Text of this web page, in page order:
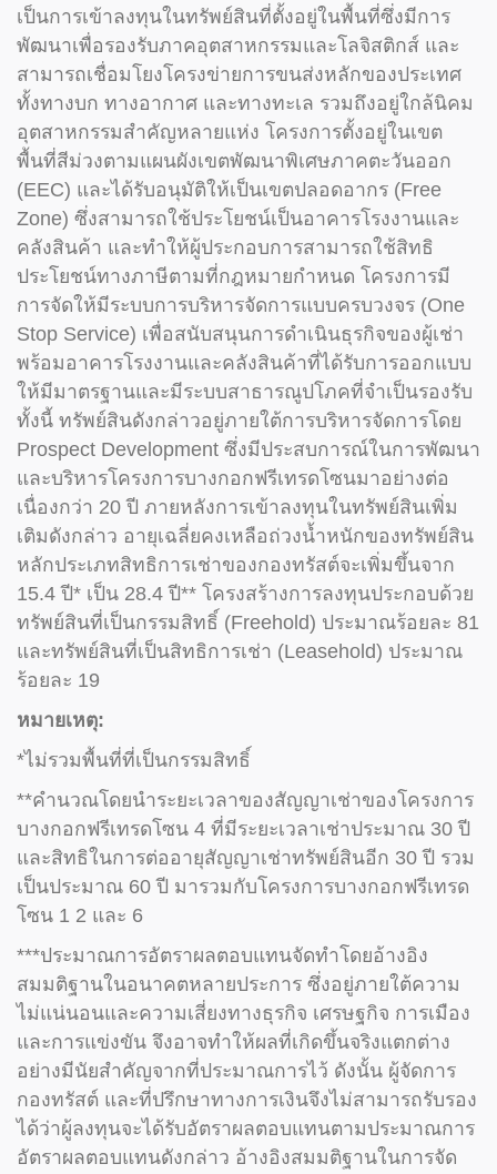
เป็นการเข้าลงทุนในทรัพย์สินที่ตั้งอยู่ในพื้นที่ซึ่งมีการ
พัฒนาเพื่อรองรับภาคอุตสาหกรรมและโลจิสติกส์ และ
สามารถเชื่อมโยงโครงข่ายการขนส่งหลักของประเทศ
ทั้งทางบก ทางอากาศ และทางทะเล รวมถึงอยู่ใกล้นิคม
อุตสาหกรรมสำคัญหลายแห่ง โครงการตั้งอยู่ในเขต
พื้นที่สีม่วงตามแผนผังเขตพัฒนาพิเศษภาคตะวันออก
(EEC) และได้รับอนุมัติให้เป็นเขตปลอดอากร (Free
Zone) ซึ่งสามารถใช้ประโยชน์เป็นอาคารโรงงานและ
คลังสินค้า และทำให้ผู้ประกอบการสามารถใช้สิทธิ
ประโยชน์ทางภาษีตามที่กฎหมายกำหนด โครงการมี
การจัดให้มีระบบการบริหารจัดการแบบครบวงจร (One
Stop Service) เพื่อสนับสนุนการดำเนินธุรกิจของผู้เช่า
พร้อมอาคารโรงงานและคลังสินค้าที่ได้รับการออกแบบ
ให้มีมาตรฐานและมีระบบสาธารณูปโภคที่จำเป็นรองรับ
ทั้งนี้ ทรัพย์สินดังกล่าวอยู่ภายใต้การบริหารจัดการโดย
Prospect Development ซึ่งมีประสบการณ์ในการพัฒนา
และบริหารโครงการบางกอกฟรีเทรดโซนมาอย่างต่อ
เนื่องกว่า 20 ปี ภายหลังการเข้าลงทุนในทรัพย์สินเพิ่ม
เติมดังกล่าว อายุเฉลี่ยคงเหลือถ่วงน้ำหนักของทรัพย์สิน
หลักประเภทสิทธิการเช่าของกองทรัสต์จะเพิ่มขึ้นจาก
15.4 ปี* เป็น 28.4 ปี** โครงสร้างการลงทุนประกอบด้วย
ทรัพย์สินที่เป็นกรรมสิทธิ์ (Freehold) ประมาณร้อยละ 81
และทรัพย์สินที่เป็นสิทธิการเช่า (Leasehold) ประมาณ
ร้อยละ 19
หมายเหตุ:
*ไม่รวมพื้นที่ที่เป็นกรรมสิทธิ์
**คำนวณโดยนำระยะเวลาของสัญญาเช่าของโครงการ
บางกอกฟรีเทรดโซน 4 ที่มีระยะเวลาเช่าประมาณ 30 ปี
และสิทธิในการต่ออายุสัญญาเช่าทรัพย์สินอีก 30 ปี รวม
เป็นประมาณ 60 ปี มารวมกับโครงการบางกอกฟรีเทรด
โซน 1 2 และ 6
***ประมาณการอัตราผลตอบแทนจัดทำโดยอ้างอิง
สมมติฐานในอนาคตหลายประการ ซึ่งอยู่ภายใต้ความ
ไม่แน่นอนและความเสี่ยงทางธุรกิจ เศรษฐกิจ การเมือง
และการแข่งขัน จึงอาจทำให้ผลที่เกิดขึ้นจริงแตกต่าง
อย่างมีนัยสำคัญจากที่ประมาณการไว้ ดังนั้น ผู้จัดการ
กองทรัสต์ และที่ปรึกษาทางการเงินจึงไม่สามารถรับรอง
ได้ว่าผู้ลงทุนจะได้รับอัตราผลตอบแทนตามประมาณการ
อัตราผลตอบแทนดังกล่าว อ้างอิงสมมติฐานในการจัด